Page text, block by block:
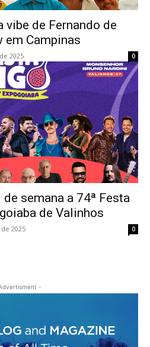
vibe de Fernando de
em Campinas
2025 0
semana a 74ª Festa
de Valinhos
2025 0
-